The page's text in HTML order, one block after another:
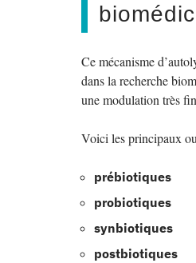
Ce mécanisme
dans la recherche
une modulation très
Voici les principaux
prébiotiques
probiotiques
synbiotiques
postbiotiques